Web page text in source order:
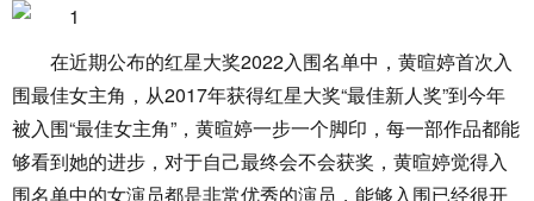
在近期公布的红星大奖2022入围名单中，黄暄婷首次入
围最佳女主角，从2017年获得红星大奖“最佳新人奖”到今年
被入围“最佳女主角”，黄暄婷一步一个脚印，每一部作品都能
够看到她的进步，对于自己最终会不会获奖，黄暄婷觉得入
围名单中的女演员都是非常优秀的演员，能够入围已经很开